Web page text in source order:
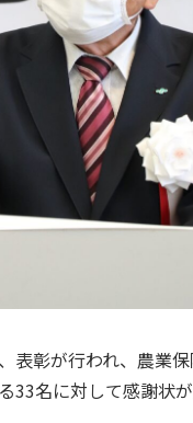
表彰が行われ、農業
33名に対して感謝状